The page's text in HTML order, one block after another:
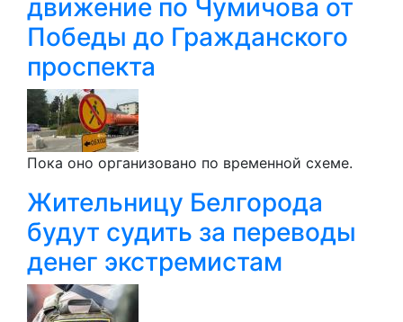
движение по Чумичова от
Победы до Гражданского
проспекта
Пока оно организовано по временной схеме.
Жительницу Белгорода
будут судить за переводы
денег экстремистам